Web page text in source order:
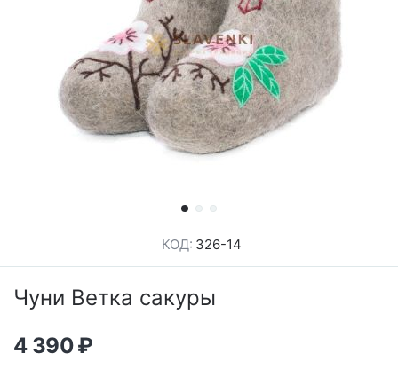
КОД: 326-14
Чуни Ветка сакуры
4 390₽